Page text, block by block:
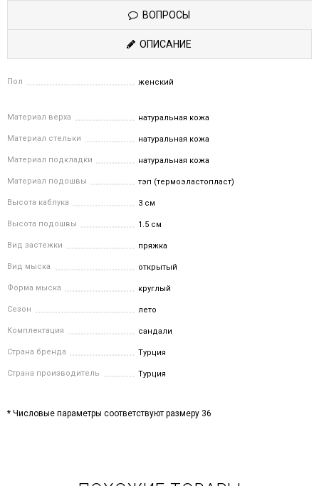
ВОПРОСЫ
ОПИСАНИЕ
Пол женский
Материал верха натуральная кожа
Материал стельки натуральная кожа
Материал подкладки натуральная кожа
Материал подошвы тэп (термоэластопласт)
Высота каблука 3 см
Высота подошвы 1.5 см
Вид застежки пряжка
Вид мыска открытый
Форма мыска круглый
Сезон лето
Комплектация сандали
Страна бренда Турция
Страна производитель Турция
* Числовые параметры соответствуют размеру 36